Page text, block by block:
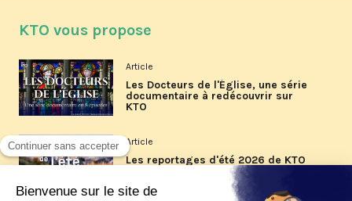
KTO vous propose
Article
Les Docteurs de l'Église, une série
documentaire à redécouvrir sur
KTO
Article
Les reportages d'été 2026 de KTO